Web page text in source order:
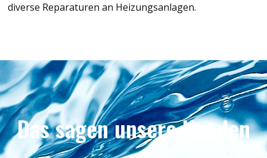
diverse Reparaturen an Heizungsanlagen.
Das sagen unsere Kunden